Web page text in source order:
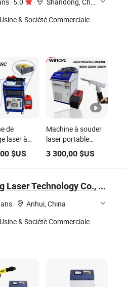
& Société Commerciale
de
laser à
de fil
à l'eau en
et
$US
Machine à souder
laser portable
Fwincnc,
équipement de
soudage, machine
continue
3 300,00$US
Hefei Lisheng Laser Technology Co., Ltd.
·
Anhui, China
& Société Commerciale